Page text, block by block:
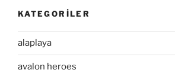
KATEGORILER
alaplaya
avalon heroes